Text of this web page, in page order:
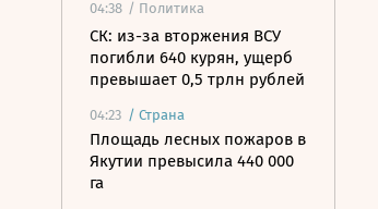
04:38 / Политика
СК: из-за вторжения ВСУ
погибли 640 курян, ущерб
превышает 0,5 трлн рублей
04:23 / Страна
Площадь лесных пожаров в
Якутии превысила 440 000
га